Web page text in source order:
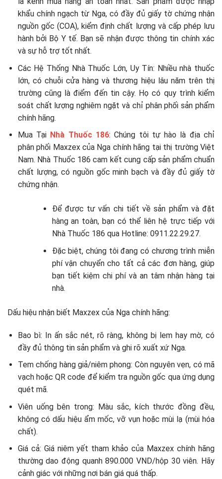
khẩu chính ngạch từ Nga, có đầy đủ giấy tờ chứng nhận
nguồn gốc (COA), kiểm định chất lượng và cấp phép lưu
hành bởi Bộ Y tế. Bạn sẽ nhận được thông tin chính xác
và sự hỗ trợ tốt nhất.
Các Hệ Thống Nhà Thuốc Lớn, Uy Tín: Nhiều nhà thuốc
lớn, có chuỗi cửa hàng và thương hiệu lâu năm trên thị
trường cũng là điểm đến tin cậy. Họ có quy trình kiểm
soát chất lượng nghiêm ngặt và chỉ phân phối sản phẩm
chính hãng.
Mua Tại Nhà Thuốc 186: Chúng tôi tự hào là địa chỉ
phân phối Maxzex của Nga chính hãng tại thị trường Việt
Nam. Nhà Thuốc 186 cam kết cung cấp sản phẩm chuẩn
chất lượng, có nguồn gốc minh bạch và đầy đủ giấy tờ
chứng nhận.
Để được tư vấn chi tiết về sản phẩm và đặt
hàng an toàn, bạn có thể liên hệ trực tiếp với
Nhà Thuốc 186 qua Hotline: 0911.22.29.27.
Đặc biệt, chúng tôi đang có chương trình miễn
phí vận chuyển cho tất cả các đơn hàng, giúp
bạn tiết kiệm chi phí và an tâm nhận hàng tại
nhà.
Dấu hiệu nhận biết Maxzex của Nga chính hãng:
Bao bì: In ấn sắc nét, rõ ràng, không bị lem hay mờ, có
đầy đủ thông tin sản phẩm và ghi rõ xuất xứ Nga.
Tem chống hàng giả/niêm phong: Còn nguyên vẹn, có mã
vạch hoặc QR code để kiểm tra nguồn gốc qua ứng dụng
quét mã.
Viên uống bên trong: Màu sắc, kích thước đồng đều,
không có dấu hiệu ẩm mốc, vỡ vụn hoặc mùi lạ (mùi hóa
chất).
Giá cả: Giá niêm yết tham khảo của Maxzex chính hãng
thường dao động quanh 890.000 VND/hộp 30 viên. Hãy
cảnh giác với những nơi bán giá quá thấp.